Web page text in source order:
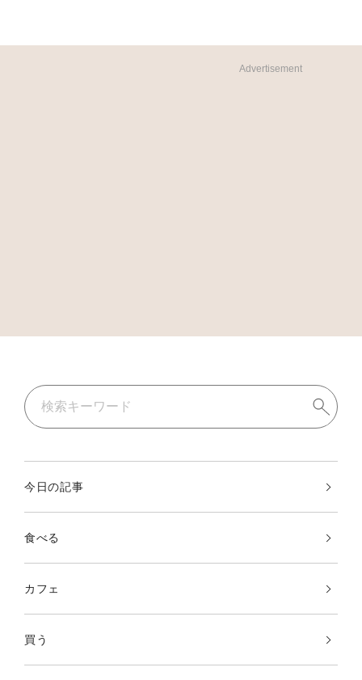
Advertisement
今日の記事
食べる
カフェ
買う